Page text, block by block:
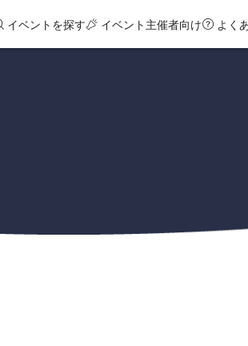
イベントを探す イベント主催者向け よく